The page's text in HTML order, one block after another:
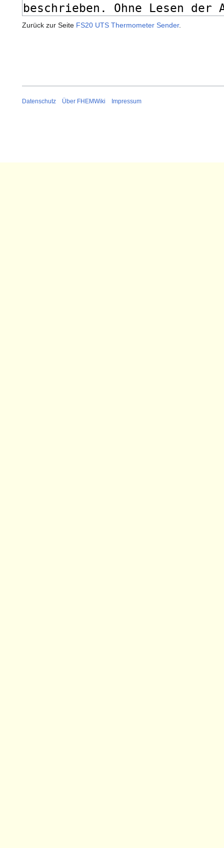
Zurück zur Seite FS20 UTS Thermometer Sender.
Datenschutz Über FHEMWiki Impressum